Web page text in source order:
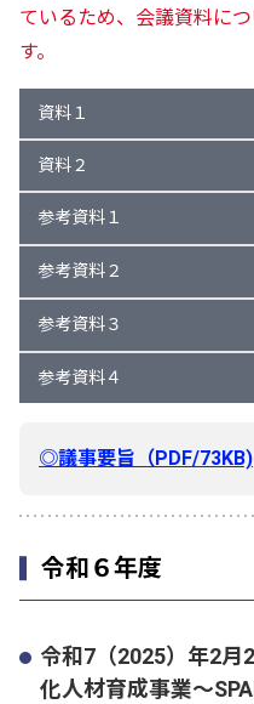
ているため、会議資料に
す。
資料１
資料２
参考資料１
参考資料２
参考資料３
参考資料４
◎議事要旨（PDF/73KB)
令和６年度
令和7（2025）年2月
化人材育成事業～